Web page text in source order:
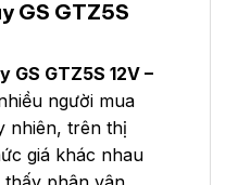
GS GTZ5S
GS GTZ5S 12V –
người mua
nhiên, trên thị
giá khác nhau